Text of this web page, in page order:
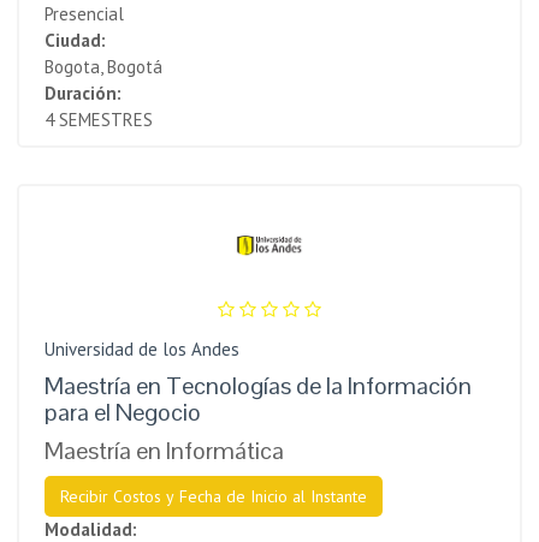
Presencial
Ciudad:
Bogota, Bogotá
Duración:
4 SEMESTRES
Universidad de los Andes
Maestría en Tecnologías de la Información
para el Negocio
Maestría en Informática
Recibir Costos y Fecha de Inicio al Instante
Modalidad: